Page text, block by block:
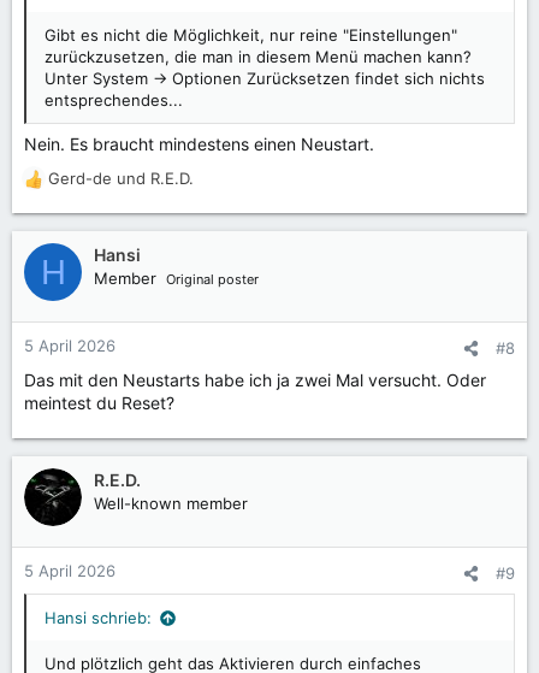
Gibt es nicht die Möglichkeit, nur reine "Einstellungen"
zurückzusetzen, die man in diesem Menü machen kann?
Unter System -> Optionen Zurücksetzen findet sich nichts
entsprechendes...
Nein. Es braucht mindestens einen Neustart.
R
e
a
k
t
o
n
n
:
Gerd-de und R.E.D.
H Hansi
Member Original poster
5 April 2026 #8
Das mit den Neustarts habe ich ja zwei Mal versucht. Oder
meintest du Reset?
R.E.D.
Well-known member
5 April 2026 #9
Hansi schrieb:
Und plötzlich geht das Aktivieren durch einfaches